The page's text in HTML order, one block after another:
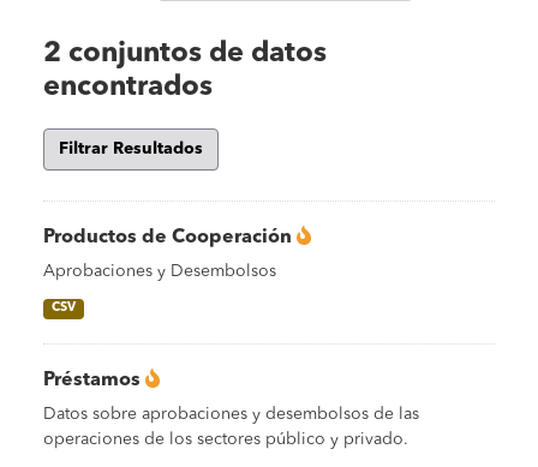
2 conjuntos de datos
encontrados
Filtrar Resultados
Productos de Cooperación
Aprobaciones y Desembolsos
CSV
Préstamos
Datos sobre aprobaciones y desembolsos de las
operaciones de los sectores público y privado.